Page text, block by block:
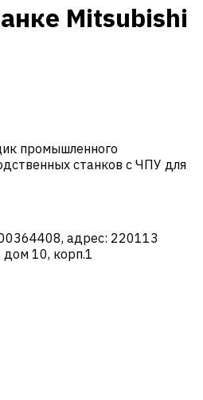
Mitsubishi
промышленного
станков с ЧПУ для
адрес: 220113
дом 10, корп.1